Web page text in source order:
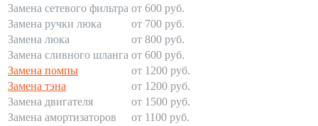
Замена сетевого фильтра от 600 руб.
Замена ручки люка
от 700 руб.
Замена люка
от 800 руб.
Замена сливного шланга от 600 руб.
Замена помпы
от 1200 руб.
Замена тэна
от 1200 руб.
Замена двигателя
от 1500 руб.
Замена амортизаторов
от 1100 руб.